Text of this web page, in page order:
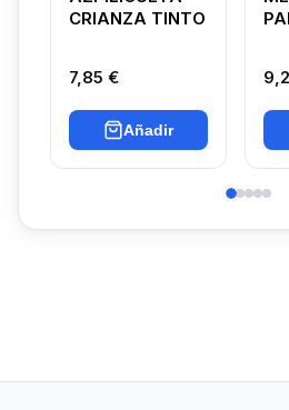
CRIANZA TINTO
7,85 €
Añadir